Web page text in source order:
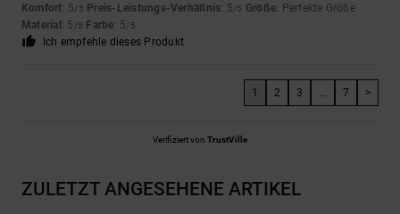
Komfort: 5/5 Preis-Leistungs-Verhältnis: 5/5 Größe: Perfekte Größe
Material : 5 /5 Farbe: 5/5
Ich empfehle dieses Produkt
1 2 3 ... 7 >
Verifiziert von TrustVille
ZULETZT ANGESEHENE ARTIKEL